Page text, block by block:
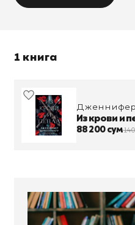
1 книга
Из крови и
88 200 сум